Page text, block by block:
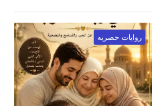
روايات حصريه